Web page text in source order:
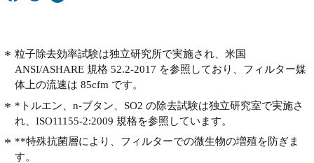
粒子除去効率試験は独立研究所で実施され、米国
ANSI/ASHARE 規格 52.2-2017 を参照しており、フィルター媒
体上の流速は 85cfm です。
*トルエン、n-ブタン、SO2 の除去試験は独立研究室で実施さ
れ、ISO11155-2:2009 規格を参照しています。
**特殊抗菌層により、フィルターでの微生物の増殖を防ぎま
す。